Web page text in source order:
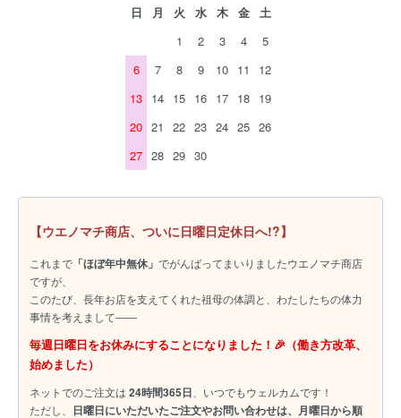
日 月 火 水 木 金
土
1
2 3 4
5
6
7 8 9 10 11
12
13 14 15 16 17 18 19
20 21 22 23 24 25 26
27 28 29 30
【ウエノマチ商店、ついに日曜日定休日へ!?】
これまで 「ほぼ年中無休」 でがんばってまいりましたウエノマチ商店
ですが、
このたび、長年お店を支えてくれた祖母の体調と、わたしたちの体力
事情を考えまして――
毎週日曜日をお休みにすることになりました！🎉（働き方改革、
始めました）
ネットでのご注文は 24時間365日 、いつでもウェルカムです！
ただし、
日曜日にいただいたご注文やお問い合わせは、月曜日から順